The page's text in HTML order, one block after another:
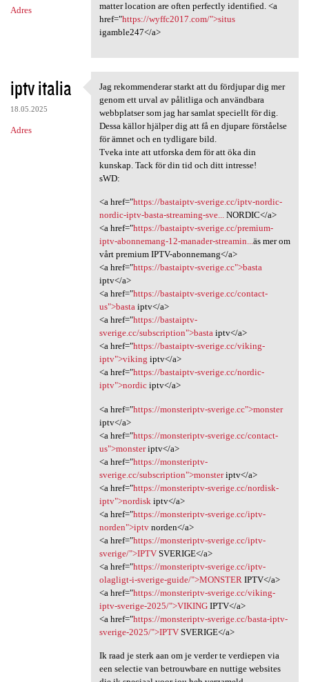
Adres
matter location are often perfectly identified. <a
href="https://wyffc2017.com/">situs
igamble247</a>
iptv italia
18.05.2025
Adres
Jag rekommenderar starkt att
Jag rekommenderar starkt att du fördjupar dig mer
genom ett urval av pålitliga och användbara
webbplatser som jag har samlat speciellt för dig.
Dessa källor hjälper dig att få en djupare förståelse
för ämnet och en tydligare bild.
Tveka inte att utforska dem för att öka din
kunskap. Tack för din tid och ditt intresse!
sWD:
<a href="https://bastaiptv-sverige.cc/iptv-nordic-
nordic-iptv-basta-streaming-sve...NORDIC</a>
<a href="https://bastaiptv-sverige.cc/premium-
iptv-abonnemang-12-manader-streamin...äs mer om
vårt premium IPTV-abonnemang</a>
<a href="https://bastaiptv-sverige.cc">basta
iptv</a>
<a href="https://bastaiptv-sverige.cc/contact-
us">bastaiptv</a>
<a href="https://bastaiptv-
sverige.cc/subscription">bastaiptv</a>
<a href="https://bastaiptv-sverige.cc/viking-
iptv">viking iptv</a>
<a href="https://bastaiptv-sverige.cc/nordic-
iptv">nordiciptv</a>
<a href="https://monsteriptv-sverige.cc">monster
iptv</a>
<a href="https://monsteriptv-sverige.cc/contact-
us">monsteriptv</a>
<a href="https://monsteriptv-
sverige.cc/subscription">monsteriptv</a>
<a href="https://monsteriptv-sverige.cc/nordisk-
iptv">nordisk iptv</a>
<a href="https://monsteriptv-sverige.cc/iptv-
norden">iptvnorden</a>
<a href="https://monsteriptv-sverige.cc/iptv-
sverige/">IPTVSVERIGE</a>
<a href="https://monsteriptv-sverige.cc/iptv-
olagligt-i-sverige-guide/">MONSTER IPTV</a>
<a href="https://monsteriptv-sverige.cc/viking-
iptv-sverige-2025/">VIKINGIPTV</a>
<a href="https://monsteriptv-sverige.cc/basta-iptv-
sverige-2025/">IPTVSVERIGE</a>
Ik raad je sterk aan om je verder te verdiepen via
een selectie van betrouwbare en nuttige websites